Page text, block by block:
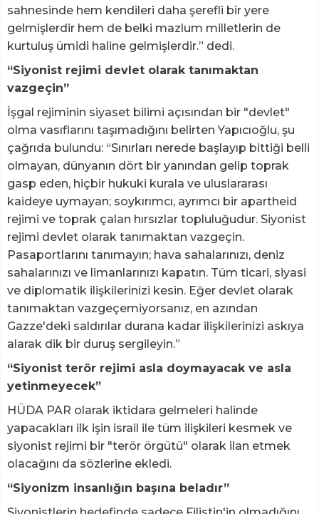
sahnesinde hem kendileri daha şerefli bir yere
gelmişlerdir hem de belki mazlum milletlerin de
kurtuluş ümidi haline gelmişlerdir.” dedi.
“Siyonist rejimi devlet olarak tanımaktan
vazgeçin”
İşgal rejiminin siyaset bilimi açısından bir "devlet"
olma vasıflarını taşımadığını belirten Yapıcıoğlu, şu
çağrıda bulundu: “Sınırları nerede başlayıp bittiği belli
olmayan, dünyanın dört bir yanından gelip toprak
gasp eden, hiçbir hukuki kurala ve uluslararası
kaideye uymayan; soykırımcı, ayrımcı bir apartheid
rejimi ve toprak çalan hırsızlar topluluğudur. Siyonist
rejimi devlet olarak tanımaktan vazgeçin.
Pasaportlarını tanımayın; hava sahalarınızı, deniz
sahalarınızı ve limanlarınızı kapatın. Tüm ticari, siyasi
ve diplomatik ilişkilerinizi kesin. Eğer devlet olarak
tanımaktan vazgeçemiyorsanız, en azından
Gazze'deki saldırılar durana kadar ilişkilerinizi askıya
alarak dik bir duruş sergileyin.”
“Siyonist terör rejimi asla doymayacak ve asla
yetinmeyecek”
HÜDA PAR olarak iktidara gelmeleri halinde
yapacakları ilk işin israil ile tüm ilişkileri kesmek ve
siyonist rejimi bir "terör örgütü" olarak ilan etmek
olacağını da sözlerine ekledi.
“Siyonizm insanlığın başına beladır”